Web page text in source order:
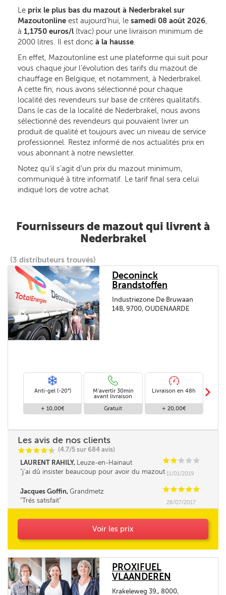
Le prix le plus bas du mazout à Nederbrakel sur
Mazoutonline est aujourd’hui, le samedi 08 août 2026,
à 1,1750 euros/l (tvac) pour une livraison minimum de
2000 litres. Il est donc à la hausse.
En effet, Mazoutonline est une plateforme qui suit pour
vous chaque jour l’évolution des tarifs du mazout de
chauffage en Belgique, et notamment, à Nederbrakel.
A cette fin, nous avons sélectionné pour chaque
localité des revendeurs sur base de critères qualitatifs.
Dans le cas de la localité de Nederbrakel, nous avons
sélectionné des revendeurs qui pouvaient livrer un
produit de qualité et toujours avec un niveau de service
professionnel. Restez informé de nos actualités prix en
vous abonnant à notre newsletter.
Notez qu’il s’agit d’un prix du mazout minimum,
communiqué à titre informatif. Le tarif final sera celui
indiqué lors de votre achat.
Fournisseurs de mazout qui livrent à
Nederbrakel
(3 distributeurs trouvés)
Deconinck
Brandstoffen
Industriezone De Bruwaan
14B, 9700, OUDENAARDE
Anti-gel (-20°)
+ 10,00€
M'avertir 30min
avant livraison
Gratuit
Livraison en 48h
+ 20,00€
m
Les avis de nos clients
CCCCi
@ (4.7/5 sur 684 avis)
LAURENT RAHILY, Leuze-en-Hainaut CC C C C
j'ai dû insister beaucoup pour avoir du mazout 11/01/2019
Jacques Goffin, Grandmetz CCCCC
Trés satisfait
28/07/2017
Voir les prix
PROXIFUEL
VLAANDEREN
Krakeleweg 39,, 8000,